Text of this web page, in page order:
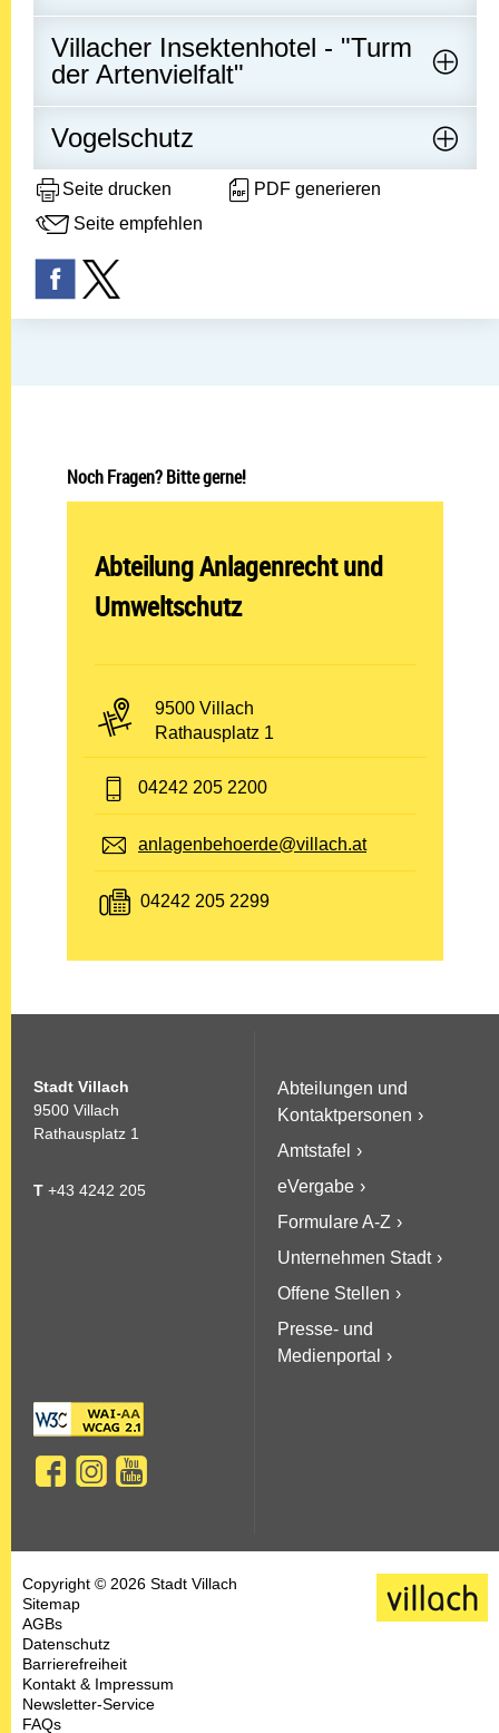
Villacher Insektenhotel - "Turm
der Artenvielfalt"
Vogelschutz
Seite drucken
PDF generieren
Seite empfehlen
Noch Fragen? Bitte gerne!
Abteilung öffnen:
Abteilung Anlagenrecht und
Umweltschutz
PLZ und Ort:
9500 Villach
Adresse:
Rathausplatz 1
Telefon:
04242 205 2200
E-Mail:
anlagenbehoerde@villach.at
Fax:
04242 205 2299
Stadt Villach
9500 Villach
Rathausplatz 1
T +43 4242 205
Abteilungen und
Kontaktpersonen
Amtstafel
eVergabe
Formulare A-Z
Unternehmen Stadt
Offene Stellen
Presse- und
Medienportal
Copyright © 2026 Stadt Villach
Sitemap
AGBs
Datenschutz
Barrierefreiheit
Kontakt & Impressum
Newsletter-Service
FAQs